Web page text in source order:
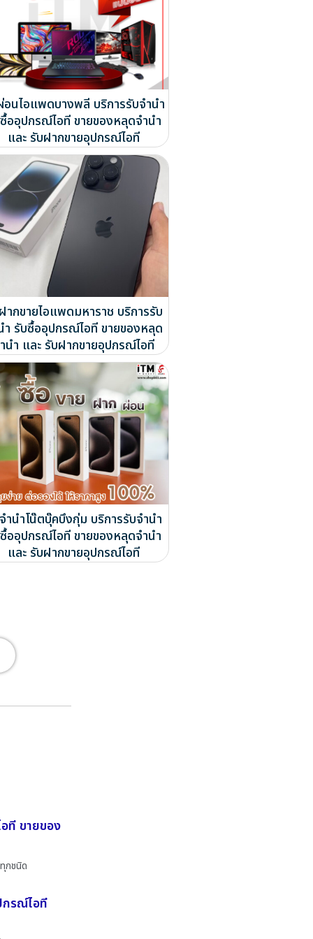
นไอแพดบางพลี บริการรับจำนำ
ออุปกรณ์ไอที ขายของหลุดจำนำ
และ รับฝากขายอุปกรณ์ไอที
ากขายไอแพดมหาราช บริการรับ
ำ รับซื้ออุปกรณ์ไอที ขายของหลุด
นำ และ รับฝากขายอุปกรณ์ไอที
ำนำโน๊ตบุ๊คบึงกุ่ม บริการรับจำนำ
ออุปกรณ์ไอที ขายของหลุดจำนำ
และ รับฝากขายอุปกรณ์ไอที
ที ขายของ
กชนิด
กรณ์ไอที